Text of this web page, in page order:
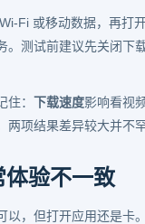
Fi 或移动数据，再打
测试前建议先关闭下
： 下载速度影响看视
项结果差异较大并不
体验不一致
以，但打开应用还是